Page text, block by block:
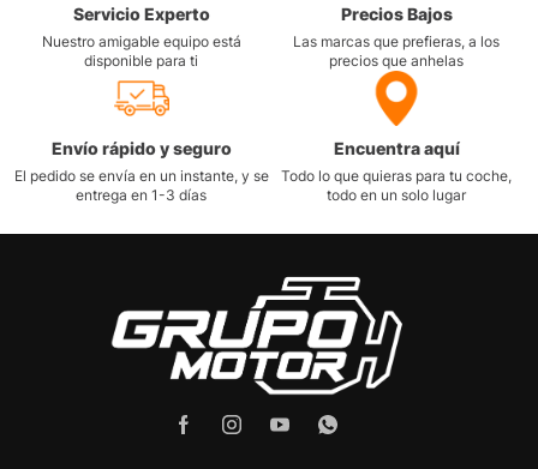
Servicio Experto
Nuestro amigable equipo está
disponible para ti
Precios Bajos
Las marcas que prefieras, a los
precios que anhelas
Envío rápido y seguro
El pedido se envía en un instante, y se
entrega en 1-3 días
Encuentra aquí
Todo lo que quieras para tu coche,
todo en un solo lugar